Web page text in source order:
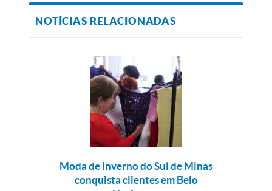
NOTÍCIAS RELACIONADAS
Moda de inverno do Sul de Minas
conquista clientes em Belo